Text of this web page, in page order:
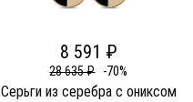
8 591 ₽
28 635 ₽ -70%
Серьги из серебра c ониксом